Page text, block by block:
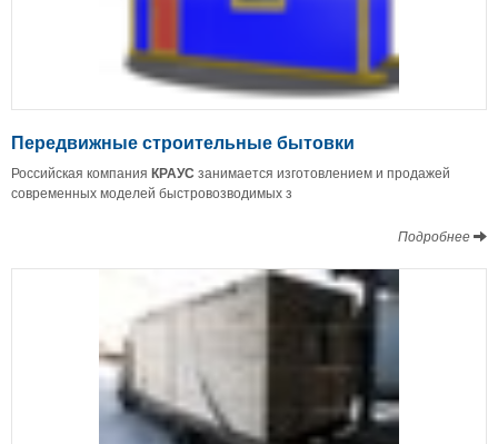
Передвижные строительные бытовки
Российская компания КРАУС занимается изготовлением и продажей
современных моделей быстровозводимых з
Подробнее